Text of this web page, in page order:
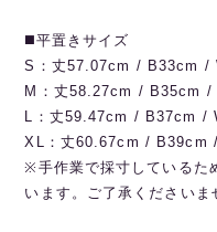
◼️平置きサイズ
S：丈57.07cm / B33cm /
M：丈58.27cm / B35cm
L：丈59.47cm / B37cm /
XL：丈60.67cm / B39cm
※手作業で採寸しているた
います。ご了承くださいま